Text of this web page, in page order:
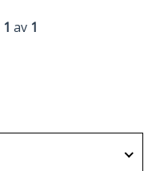
1 av 1